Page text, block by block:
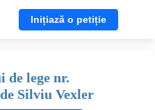
Inițiază o petiție
de lege nr.
Silviu Vexler